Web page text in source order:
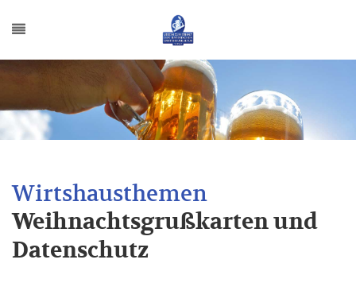
Weihnachtsgrußkarten und
Datenschutz